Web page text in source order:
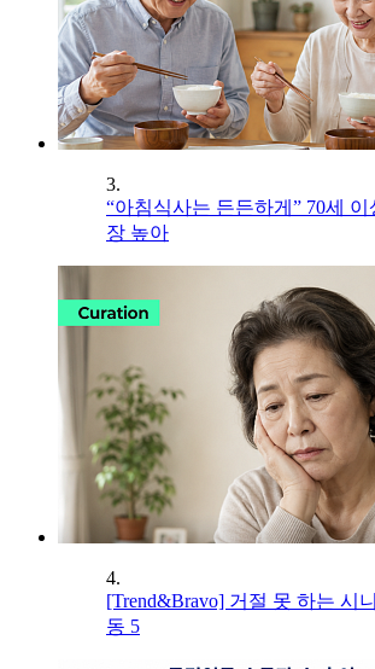
3.
“아침식사는 든든하게” 70세
장 높아
4.
[Trend&Bravo] 거절 못 하는 시
동 5